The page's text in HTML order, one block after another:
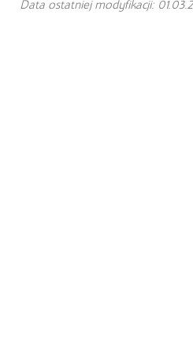
Data ostatniej modyfikacji: